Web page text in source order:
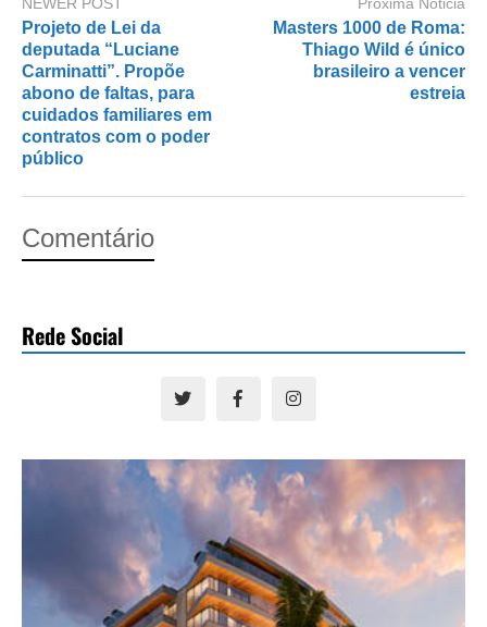
Projeto de Lei da
deputada “Luciane
Carminatti”. Propõe
abono de faltas, para
cuidados familiares em
contratos com o poder
público
Masters 1000 de Roma:
Thiago Wild é único
brasileiro a vencer
estreia
Comentário
Rede Social